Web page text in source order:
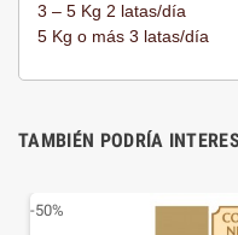
3 – 5 Kg 2 latas/día
5 Kg o más 3 latas/día
TAMBIÉN PODRÍA
-50%